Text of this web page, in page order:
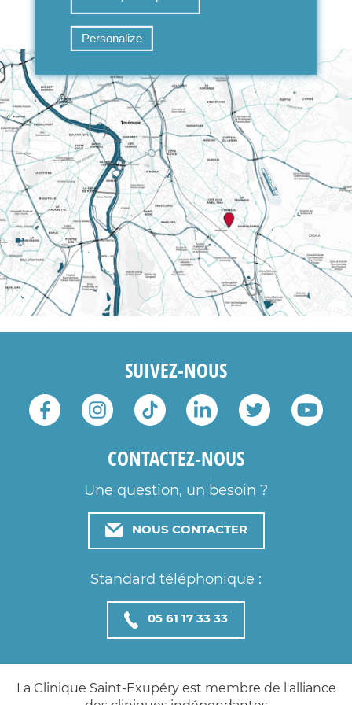
SUIVEZ-NOUS
CONTACTEZ-NOUS
Une question, un besoin ?
NOUS CONTACTER
Standard téléphonique :
05 61 17 33 33
La Clinique Saint-Exupéry est membre de l'alliance
Personalize